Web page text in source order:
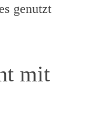
genutzt
mit